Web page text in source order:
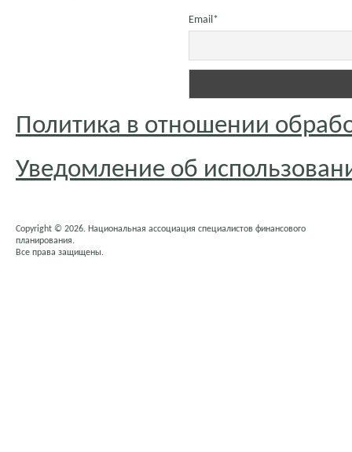
Email*
Политика в отношении
Уведомление об
Copyright © 2026. Национальная ассоциация специалистов финансового
планирования.
Все права защищены.